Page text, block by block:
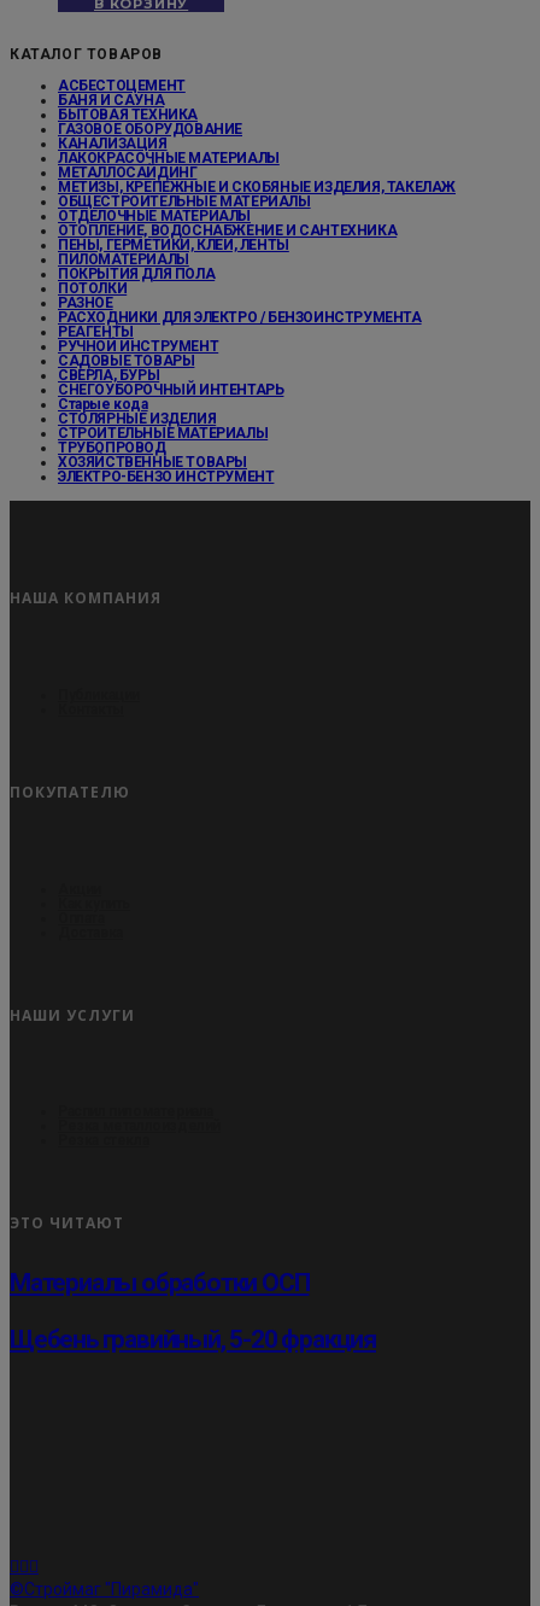
КАТАЛОГ ТОВАРОВ
АСБЕСТОЦЕМЕНТ
БАНЯ И САУНА
БЫТОВАЯ ТЕХНИКА
ГАЗОВОЕ ОБОРУДОВАНИЕ
КАНАЛИЗАЦИЯ
ЛАКОКРАСОЧНЫЕ МАТЕРИАЛЫ
МЕТАЛЛОСАЙДИНГ
МЕТИЗЫ, КРЕПЕЖНЫЕ И СКОБЯНЫЕ ИЗДЕЛИЯ, ТАКЕЛАЖ
ОБЩЕСТРОИТЕЛЬНЫЕ МАТЕРИАЛЫ
ОТДЕЛОЧНЫЕ МАТЕРИАЛЫ
ОТОПЛЕНИЕ, ВОДОСНАБЖЕНИЕ И САНТЕХНИКА
ПЕНЫ, ГЕРМЕТИКИ, КЛЕИ, ЛЕНТЫ
ПИЛОМАТЕРИАЛЫ
ПОКРЫТИЯ ДЛЯ ПОЛА
ПОТОЛКИ
РАЗНОЕ
РАСХОДНИКИ ДЛЯ ЭЛЕКТРО / БЕНЗОИНСТРУМЕНТА
РЕАГЕНТЫ
РУЧНОЙ ИНСТРУМЕНТ
САДОВЫЕ ТОВАРЫ
СВЕРЛА, БУРЫ
СНЕГОУБОРОЧНЫЙ ИНТЕНТАРЬ
Старые кода
СТОЛЯРНЫЕ ИЗДЕЛИЯ
СТРОИТЕЛЬНЫЕ МАТЕРИАЛЫ
ТРУБОПРОВОД
ХОЗЯЙСТВЕННЫЕ ТОВАРЫ
ЭЛЕКТРО-БЕНЗО ИНСТРУМЕНТ
НАША КОМПАНИЯ
ПОКУПАТЕЛЮ
НАШИ УСЛУГИ
ЭТО ЧИТАЮТ
Материалы обработки ОСП
Щебень гравийный, 5-20 фракция
©Строймаг "Пирамида"